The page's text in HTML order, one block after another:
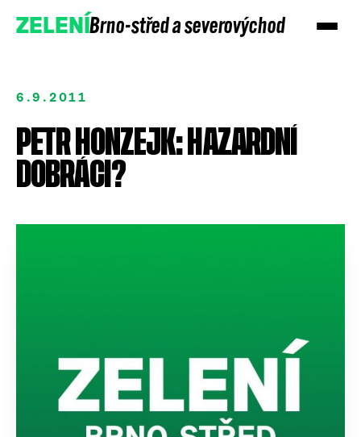
ZELENÍBrno-střed a severovýchod
6.9.2011
PETR HONZEJK: HAZARDNÍ
DOBRÁCI?